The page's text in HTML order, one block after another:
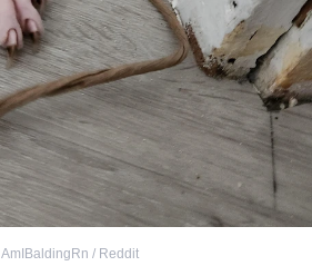
AmIBaldingRn / Reddit